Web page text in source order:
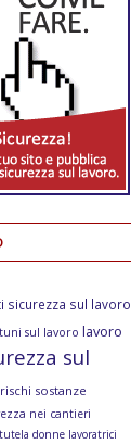
sicurezza sul lavoro
sul lavoro lavoro
sul
rischi sostanze
nei cantieri
tutela donne lavoratrici